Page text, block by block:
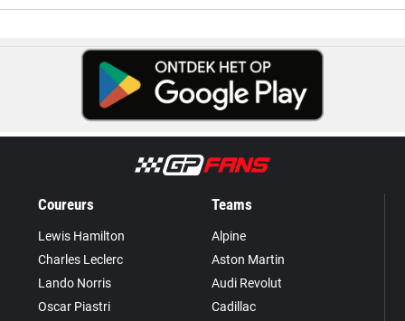
Coureurs
Lewis Hamilton
Charles Leclerc
Lando Norris
Oscar Piastri
Teams
Alpine
Aston Martin
Audi Revolut
Cadillac